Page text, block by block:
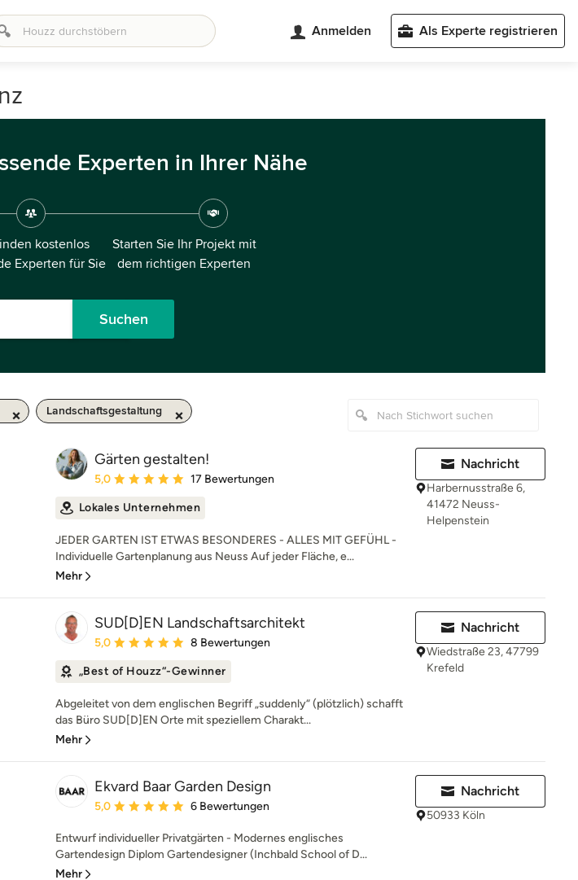
Anmelden Als Experte registrieren
Experten in Ihrer Nähe
kostenlos
Experten für Sie
Starten Sie Ihr Projekt mit
dem richtigen Experten
Suchen
Landschaftsgestaltung
Gärten gestalten!
Durchschnittliche Bewertung: 5 von 5 Sternen
5,0 17 Bewertungen
Lokales Unternehmen
JEDER GARTEN IST ETWAS BESONDERES - ALLES MIT GEFÜHL -
Individuelle Gartenplanung aus Neuss Auf jeder Fläche, e...
Mehr
Nachricht
Harbernusstraße 6,
41472 Neuss-
Helpenstein
SUD[D]EN Landschaftsarchitekt
Durchschnittliche Bewertung: 5 von 5 Sternen
5,0 8 Bewertungen
„Best of Houzz“-Gewinner
Abgeleitet von dem englischen Begriff „suddenly“ (plötzlich) schafft
das Büro SUD[D]EN Orte mit speziellem Charakt...
Mehr
Nachricht
Wiedstraße 23, 47799
Krefeld
Ekvard Baar Garden Design
Durchschnittliche Bewertung: 5 von 5 Sternen
5,0 6 Bewertungen
Entwurf individueller Privatgärten - Modernes englisches
Gartendesign Diplom Gartendesigner (Inchbald School of D...
Mehr
Nachricht
50933 Köln